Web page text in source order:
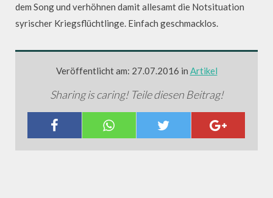
dem Song und verhöhnen damit allesamt die Notsituation
syrischer Kriegsflüchtlinge. Einfach geschmacklos.
Veröffentlicht am: 27.07.2016 in Artikel
Sharing is caring! Teile diesen Beitrag!